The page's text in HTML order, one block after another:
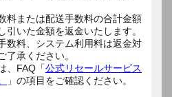
料または配送手数料の合計金額
引いた金額を返金いたします。
数料、システム利用料は返金対
了承ください。
、FAQ「公式リセールサービス
」の項目をご確認ください。